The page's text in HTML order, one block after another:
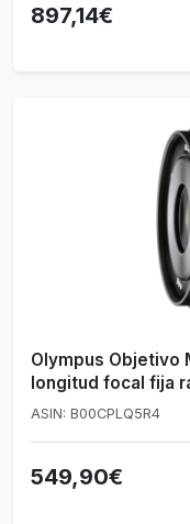
897,14€
Olympus Objetivo
longitud focal fija
cámaras MFT
ASIN: B00CPLQ5R4
549,90€